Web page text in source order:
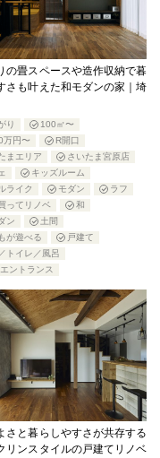
の畳スペースや造作収納で暮
さも叶えた和モダンの家｜埼
り
100㎡〜
万円〜
R開口
まエリア
さいたま宮原店
キッズルーム
ライク
モダン
ラフ
ってリノベ
和
ン
土間
が遊べる
戸建て
トイレ／風呂
ントランス
さと暮らしやすさが共存する
リンスタイルの戸建てリノベ